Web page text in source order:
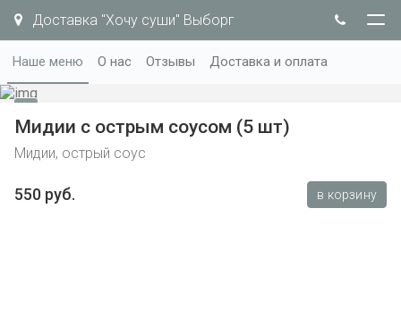
Доставка "Хочу суши" Выборг
Наше меню О нас Отзывы Доставка и оплата
Мидии с острым соусом (5 шт)
Мидии, острый соус
550 руб. в корзину